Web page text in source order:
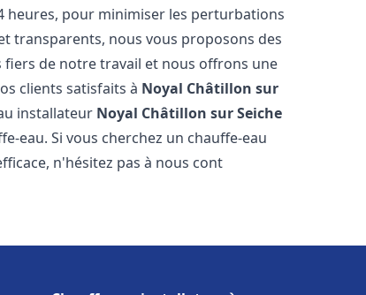
heures, pour minimiser les perturbations
transparents, nous vous proposons des
de notre travail et nous offrons une
clients satisfaits à Noyal Châtillon sur
installateur Noyal Châtillon sur Seiche
eau. Si vous cherchez un chauffe-eau
n'hésitez pas à nous cont